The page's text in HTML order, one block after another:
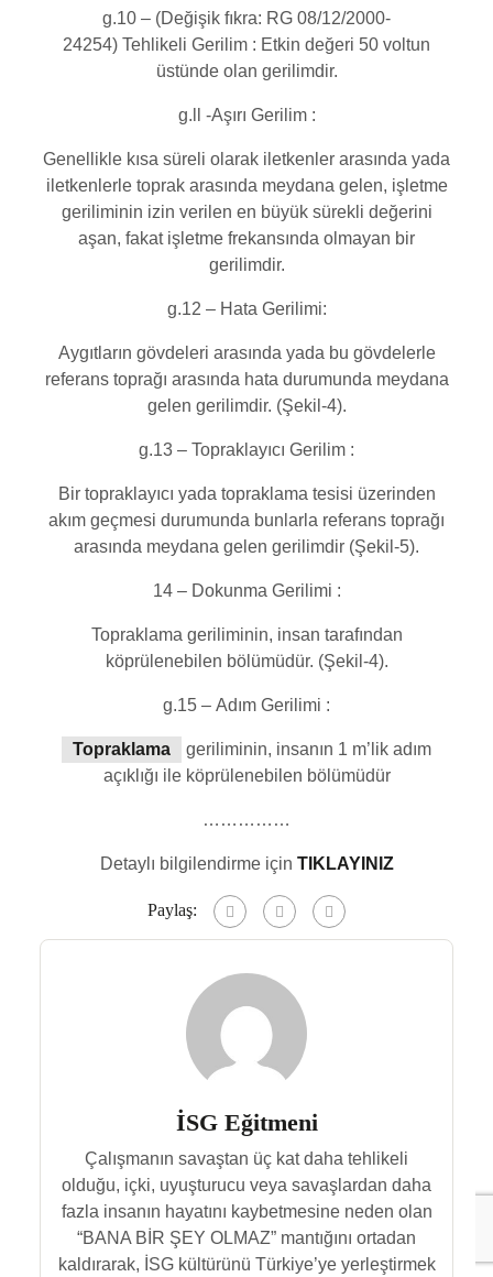
g.10 – (Değişik fıkra: RG 08/12/2000-
24254) Tehlikeli Gerilim : Etkin değeri 50 voltun
üstünde olan gerilimdir.
g.ll -Aşırı Gerilim :
Genellikle kısa süreli olarak iletkenler arasında yada
iletkenlerle toprak arasında meydana gelen, işletme
geriliminin izin verilen en büyük sürekli değerini
aşan, fakat işletme frekansında olmayan bir
gerilimdir.
g.12 – Hata Gerilimi:
Aygıtların gövdeleri arasında yada bu gövdelerle
referans toprağı arasında hata durumunda meydana
gelen gerilimdir. (Şekil-4).
g.13 – Topraklayıcı Gerilim :
Bir topraklayıcı yada topraklama tesisi üzerinden
akım geçmesi durumunda bunlarla referans toprağı
arasında meydana gelen gerilimdir (Şekil-5).
14 – Dokunma Gerilimi :
Topraklama geriliminin, insan tarafından
köprülenebilen bölümüdür. (Şekil-4).
g.15 – Adım Gerilimi :
Topraklama
geriliminin, insanın 1 m’lik adım
açıklığı ile köprülenebilen bölümüdür
……………
Detaylı bilgilendirme için TIKLAYINIZ
Paylaş:
İSG Eğitmeni
Çalışmanın savaştan üç kat daha tehlikeli
olduğu, içki, uyuşturucu veya savaşlardan daha
fazla insanın hayatını kaybetmesine neden olan
“BANA BİR ŞEY OLMAZ” mantığını ortadan
kaldırarak, İSG kültürünü Türkiye’ye yerleştirmek